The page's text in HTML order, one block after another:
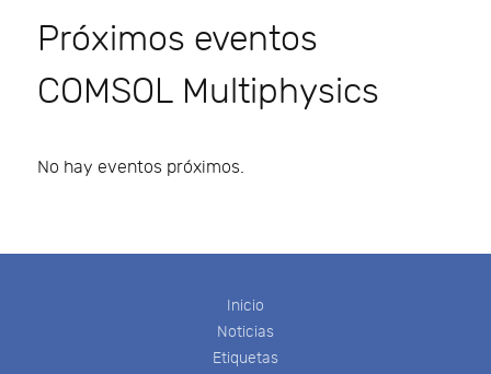
Próximos eventos
COMSOL Multiphysics
No hay eventos próximos.
Inicio
Noticias
Etiquetas